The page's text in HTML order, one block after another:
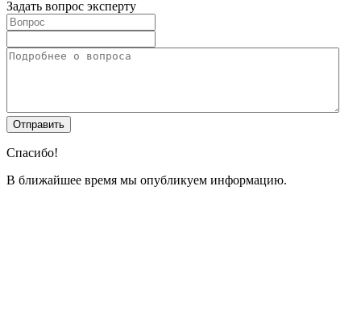
Задать вопрос эксперту
Спасибо!
В ближайшее время мы опубликуем информацию.